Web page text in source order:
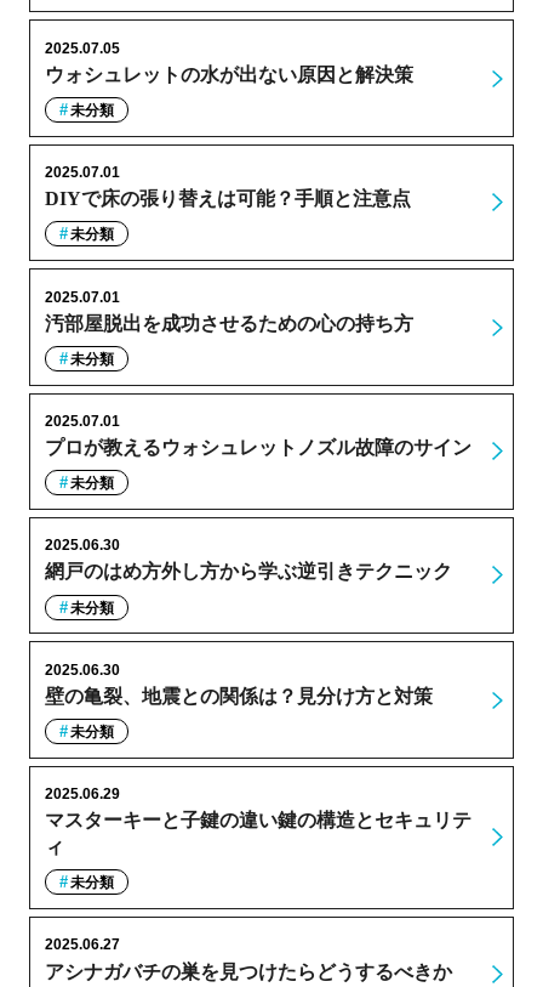
ウォシュレットの水が出ない原因と解決策
2025.07.05
未分類
DIYで床の張り替えは可能？手順と注意点
2025.07.01
未分類
汚部屋脱出を成功させるための心の持ち方
2025.07.01
未分類
プロが教えるウォシュレットノズル故障のサイン
2025.07.01
未分類
網戸のはめ方外し方から学ぶ逆引きテクニック
2025.06.30
未分類
壁の亀裂、地震との関係は？見分け方と対策
2025.06.30
未分類
マスターキーと子鍵の違い鍵の構造とセキュリテ
ィ
2025.06.29
未分類
アシナガバチの巣を見つけたらどうするべきか
2025.06.27